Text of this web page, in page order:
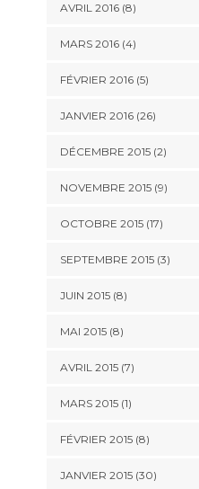
AVRIL 2016 (8)
MARS 2016 (4)
FÉVRIER 2016 (5)
JANVIER 2016 (26)
DÉCEMBRE 2015 (2)
NOVEMBRE 2015 (9)
OCTOBRE 2015 (17)
SEPTEMBRE 2015 (3)
JUIN 2015 (8)
MAI 2015 (8)
AVRIL 2015 (7)
MARS 2015 (1)
FÉVRIER 2015 (8)
JANVIER 2015 (30)